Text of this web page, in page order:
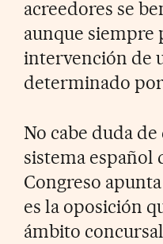
acreedores se
aunque siempre
intervención de
determinado
No cabe duda
sistema español
Congreso
es la oposición
ámbito